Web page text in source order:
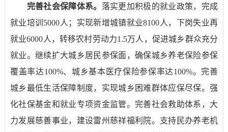
完善社会保障体系。 落实更加积极的就业政策，完成
就业培训 5000人；实现新增城镇就业8100人，下岗失业再
就业6000人，转移农村劳动力1.5万人，促进城乡群众充分
就业。继续扩大城乡居民参保面，确保城乡养老保险参保
覆盖率达100%、城乡基本医疗保险参保率达100%。完善
城乡最低生活保障制度，实现城乡困难群体应保尽保。强
化社保基金和就业专项资金监管。完善社会救助体系，大
力发展慈善事业，建设雷州慈祥福利院。支持民办养老机